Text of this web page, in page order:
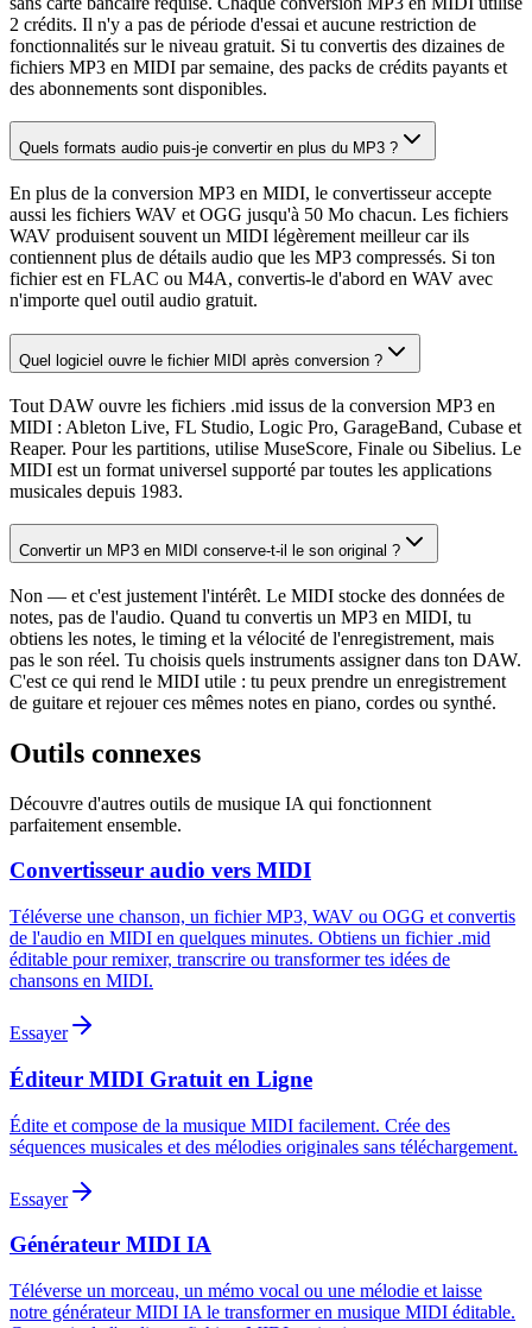
2 crédits. Il n'y a pas de période d'essai et aucune restriction de
fonctionnalités sur le niveau gratuit. Si tu convertis des dizaines de
fichiers MP3 en MIDI par semaine, des packs de crédits payants et
des abonnements sont disponibles.
Quels formats audio puis-je convertir en plus du MP3 ?
En plus de la conversion MP3 en MIDI, le convertisseur accepte
aussi les fichiers WAV et OGG jusqu'à 50 Mo chacun. Les fichiers
WAV produisent souvent un MIDI légèrement meilleur car ils
contiennent plus de détails audio que les MP3 compressés. Si ton
fichier est en FLAC ou M4A, convertis-le d'abord en WAV avec
n'importe quel outil audio gratuit.
Quel logiciel ouvre le fichier MIDI après conversion ?
Tout DAW ouvre les fichiers .mid issus de la conversion MP3 en
MIDI : Ableton Live, FL Studio, Logic Pro, GarageBand, Cubase et
Reaper. Pour les partitions, utilise MuseScore, Finale ou Sibelius. Le
MIDI est un format universel supporté par toutes les applications
musicales depuis 1983.
Convertir un MP3 en MIDI conserve-t-il le son original ?
Non — et c'est justement l'intérêt. Le MIDI stocke des données de
notes, pas de l'audio. Quand tu convertis un MP3 en MIDI, tu
obtiens les notes, le timing et la vélocité de l'enregistrement, mais
pas le son réel. Tu choisis quels instruments assigner dans ton DAW.
C'est ce qui rend le MIDI utile : tu peux prendre un enregistrement
de guitare et rejouer ces mêmes notes en piano, cordes ou synthé.
Outils connexes
Découvre d'autres outils de musique IA qui fonctionnent
parfaitement ensemble.
Convertisseur audio vers MIDI
Téléverse une chanson, un fichier MP3, WAV ou OGG et convertis
de l'audio en MIDI en quelques minutes. Obtiens un fichier .mid
éditable pour remixer, transcrire ou transformer tes idées de
chansons en MIDI.
Essayer
Éditeur MIDI Gratuit en Ligne
Édite et compose de la musique MIDI facilement. Crée des
séquences musicales et des mélodies originales sans téléchargement.
Essayer
Générateur MIDI IA
Téléverse un morceau, un mémo vocal ou une mélodie et laisse
notre générateur MIDI IA le transformer en musique MIDI éditable.